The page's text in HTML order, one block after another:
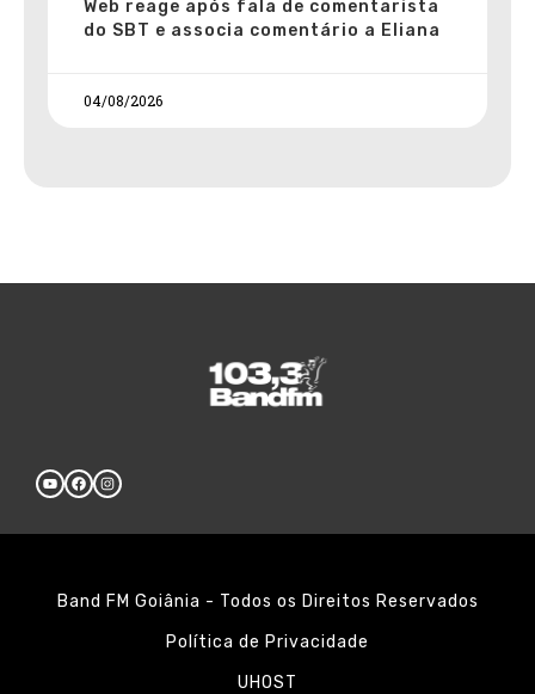
Web reage após fala de comentarista
do SBT e associa comentário a Eliana
04/08/2026
Band FM Goiânia - Todos os Direitos Reservados
Política de Privacidade
UHOST